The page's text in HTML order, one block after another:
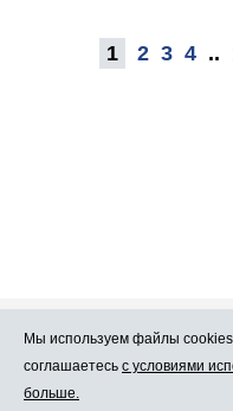
1 2 3 4 ..
Про Atlants.lv
Мы используем файлы
соглашаетесь с условиями
больше.